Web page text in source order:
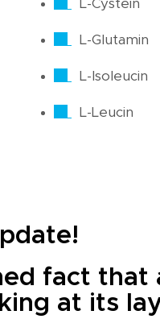
L-Cystein
L-Glutamin
L-Isoleucin
L-Leucin
fact
at its